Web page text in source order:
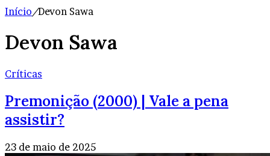
Início/Devon Sawa
Devon Sawa
Críticas
Premonição (2000) | Vale a pena
assistir?
23 de maio de 2025